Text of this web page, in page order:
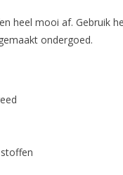
heel mooi af. Gebruik
ondergoed.